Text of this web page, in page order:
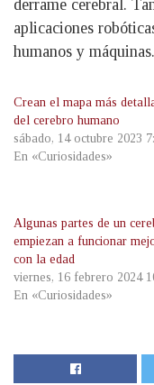
derrame cerebral.
aplicaciones
humanos y máquinas.
Crean el mapa más
del cerebro humano
sábado, 14 octubre 2023
En «Curiosidades»
Algunas partes de un
empiezan a funcionar
con la edad
viernes, 16 febrero 2024
En «Curiosidades»